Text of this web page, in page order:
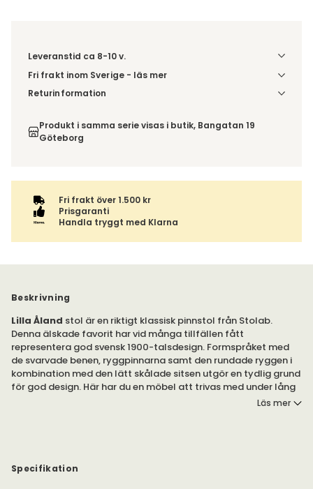
Leveranstid ca 8-10 v.
Fri frakt inom Sverige - läs mer
Denna vara skickas till din port/tomtgräns. Innan leverans
Beställs varan ihop med andra produkter skickas hela
ordern tillsammans.
Returinformation
inte av ångerrätten.
Produkt i samma serie visas i butik, Bangatan 19
Göteborg
Fri frakt över 1.500 kr
Prisgaranti
Handla tryggt med Klarna
Beskrivning
Lilla Åland stol är en riktigt klassisk pinnstol från Stolab.
Denna älskade favorit har vid många tillfällen fått
representera god svensk 1900-talsdesign. Formspråket med
de svarvade benen, ryggpinnarna samt den rundade ryggen i
kombination med den lätt skålade sitsen utgör en tydlig grund
för god design. Här har du en möbel att trivas med under lång
Inspirationen fick Carl Malmsten vid ett besök i Finnströms
Läs mer
Specifikation